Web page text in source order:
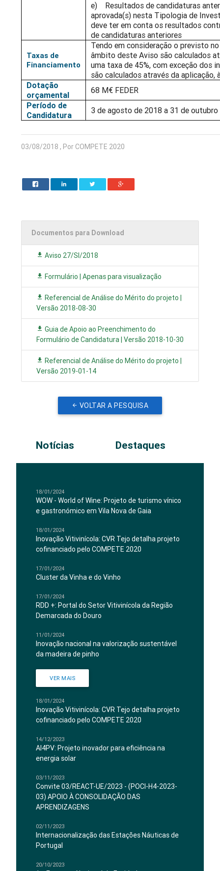
e) Resultados de candidaturas
aprovada(s) nesta Tipologia de
deve ter em conta os resultados
de candidaturas anteriores
Taxas de
Financiamento
Tendo em consideração o previsto
âmbito deste Aviso são calculados
uma taxa de 45%, com exceção dos
são calculados através da aplicação,
Dotação
orçamental
68 M€ FEDER
Período de
Candidatura
3 de agosto de 2018 a 31 de
03/08/2018 , Por COMPETE 2020
Documentos para Download
Aviso 27/SI/2018
Formulário | Apenas para visualização
Referencial de Análise do Mérito do projeto |
Versão 2018-08-30
Guia de Apoio ao Preenchimento do
Formulário de Candidatura | Versão 2018-10-30
Referencial de Análise do Mérito do projeto |
Versão 2019-01-14
VOLTAR A PESQUISA
Notícias Destaques
18/01/2024
WOW - World of Wine: Projeto de turismo vínico
e gastronómico em Vila Nova de Gaia
18/01/2024
Inovação Vitivinícola: CVR Tejo detalha projeto
cofinanciado pelo COMPETE 2020
17/01/2024
Cluster da Vinha e do Vinho
17/01/2024
RDD +: Portal do Setor Vitivinícola da Região
Demarcada do Douro
11/01/2024
Inovação nacional na valorização sustentável
da madeira de pinho
VER MAIS
18/01/2024
Inovação Vitivinícola: CVR Tejo detalha projeto
cofinanciado pelo COMPETE 2020
14/12/2023
AI4PV: Projeto inovador para eficiência na
energia solar
03/11/2023
Convite 03/REACT-UE/2023 - (POCI-H4-2023-
03) APOIO À CONSOLIDAÇÃO DAS
APRENDIZAGENS
02/11/2023
Internacionalização das Estações Náuticas de
Portugal
20/10/2023